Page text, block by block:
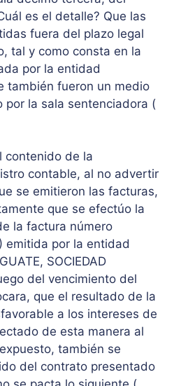
es el detalle? Que las
fuera del plazo legal
tal y como consta en la
por la entidad
también fueron un medio
por la sala sentenciadora (
contenido de la
contable, al no advertir
se emitieron las facturas,
que se efectúo la
la factura número
emitida por la entidad
SOCIEDAD
del vencimiento del
que el resultado de la
a los intereses de
de esta manera al
también se
del contrato presentado